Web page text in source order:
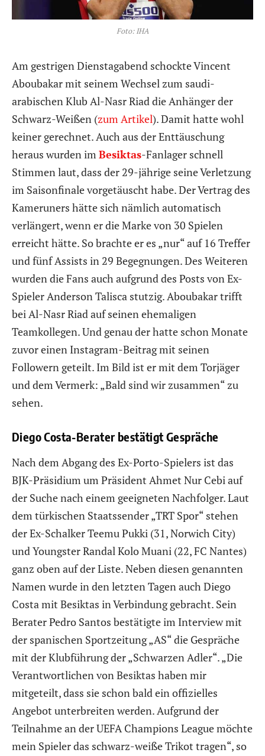
Foto: IHA
Am gestrigen Dienstagabend schockte Vincent
Aboubakar mit seinem Wechsel zum saudi-
arabischen Klub Al-Nasr Riad die Anhänger der
Schwarz-Weißen (zum Artikel). Damit hatte wohl
keiner gerechnet. Auch aus der Enttäuschung
heraus wurden im Besiktas-Fanlager schnell
Stimmen laut, dass der 29-jährige seine Verletzung
im Saisonfinale vorgetäuscht habe. Der Vertrag des
Kameruners hätte sich nämlich automatisch
verlängert, wenn er die Marke von 30 Spielen
erreicht hätte. So brachte er es „nur“ auf 16 Treffer
und fünf Assists in 29 Begegnungen. Des Weiteren
wurden die Fans auch aufgrund des Posts von Ex-
Spieler Anderson Talisca stutzig. Aboubakar trifft
bei Al-Nasr Riad auf seinen ehemaligen
Teamkollegen. Und genau der hatte schon Monate
zuvor einen Instagram-Beitrag mit seinen
Followern geteilt. Im Bild ist er mit dem Torjäger
und dem Vermerk: „Bald sind wir zusammen“ zu
sehen.
Diego Costa-Berater bestätigt Gespräche
Nach dem Abgang des Ex-Porto-Spielers ist das
BJK-Präsidium um Präsident Ahmet Nur Cebi auf
der Suche nach einem geeigneten Nachfolger. Laut
dem türkischen Staatssender „TRT Spor“ stehen
der Ex-Schalker Teemu Pukki (31, Norwich City)
und Youngster Randal Kolo Muani (22, FC Nantes)
ganz oben auf der Liste. Neben diesen genannten
Namen wurde in den letzten Tagen auch Diego
Costa mit Besiktas in Verbindung gebracht. Sein
Berater Pedro Santos bestätigte im Interview mit
der spanischen Sportzeitung „AS“ die Gespräche
mit der Klubführung der „Schwarzen Adler“. „Die
Verantwortlichen von Besiktas haben mir
mitgeteilt, dass sie schon bald ein offizielles
Angebot unterbreiten werden. Aufgrund der
Teilnahme an der UEFA Champions League möchte
mein Spieler das schwarz-weiße Trikot tragen“, so